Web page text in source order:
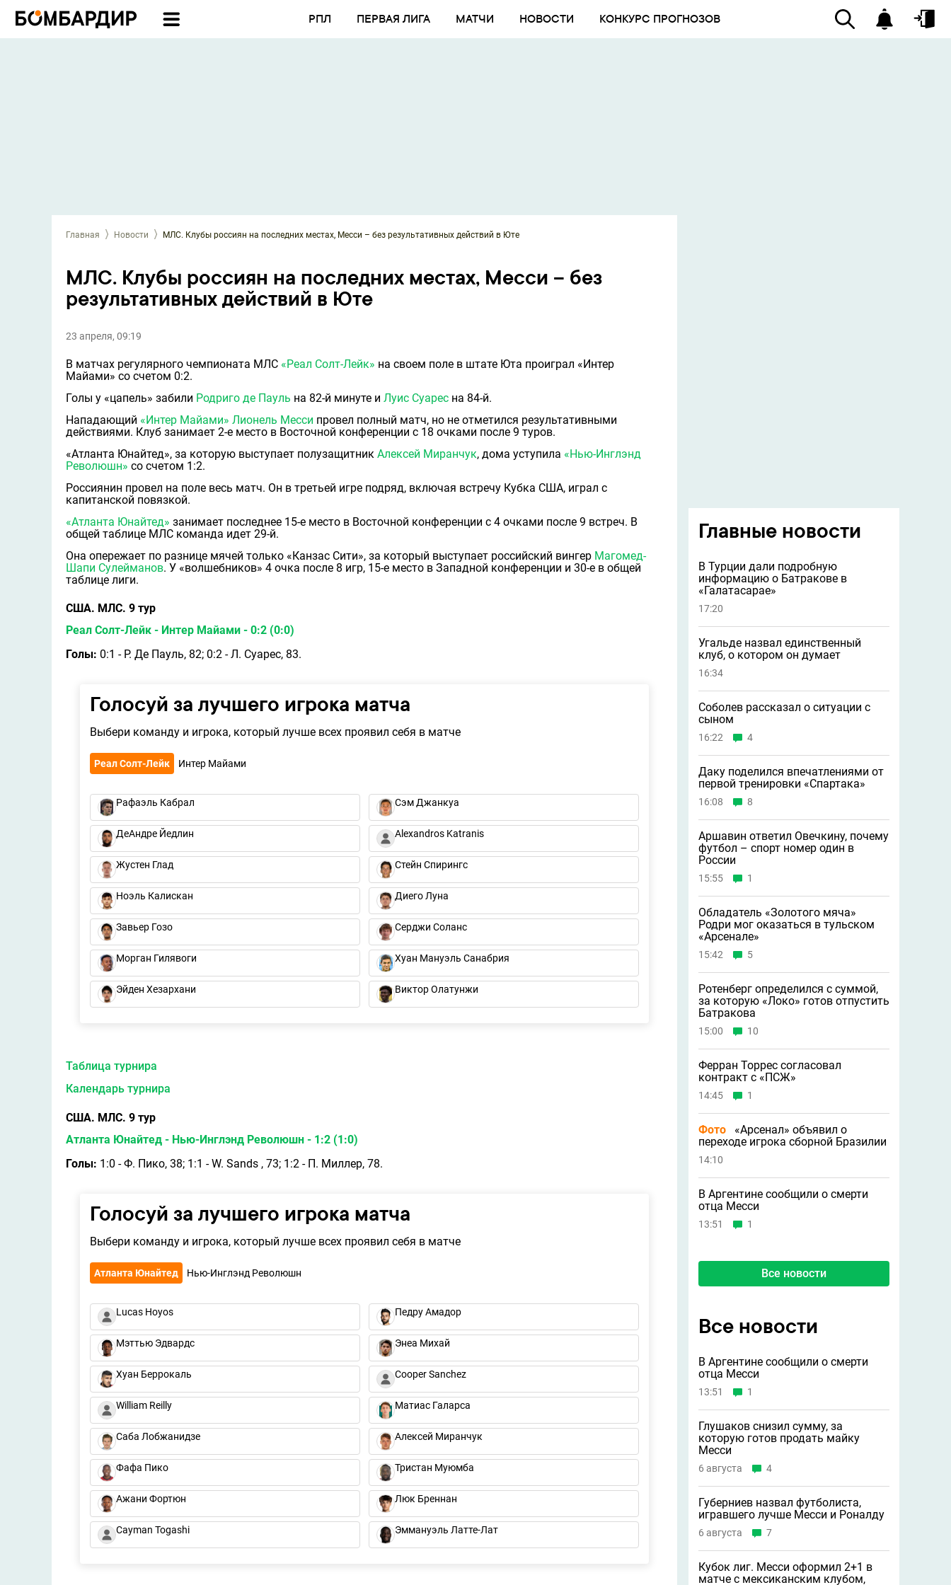
РПЛ ПЕРВАЯ ЛИГА МАТЧИ НОВОСТИ КОНКУРС ПРОГНОЗОВ
Главная Новости МЛС. Клубы россиян на последних местах, Месси – без результативных действий в Юте
МЛС. Клубы россиян на последних местах, Месси – без
результативных действий в Юте
23 апреля, 09:19
В матчах регулярного чемпионата МЛС «Реал Солт-Лейк» на своем поле в штате Юта проиграл «Интер
Майами» со счетом 0:2.
Голы у «цапель» забили Родриго де Пауль на 82-й минуте и Луис Суарес на 84-й.
Нападающий «Интер Майами» Лионель Месси провел полный матч, но не отметился результативными
действиями. Клуб занимает 2-е место в Восточной конференции с 18 очками после 9 туров.
«Атланта Юнайтед», за которую выступает полузащитник Алексей Миранчук, дома уступила «Нью-Инглэнд
Революшн» со счетом 1:2.
Россиянин провел на поле весь матч. Он в третьей игре подряд, включая встречу Кубка США, играл с
капитанской повязкой.
«Атланта Юнайтед» занимает последнее 15-е место в Восточной конференции с 4 очками после 9 встреч. В
общей таблице МЛС команда идет 29-й.
Она опережает по разнице мячей только «Канзас Сити», за который выступает российский вингер Магомед-
Шапи Сулейманов. У «волшебников» 4 очка после 8 игр, 15-е место в Западной конференции и 30-е в общей
таблице лиги.
США. МЛС. 9 тур
Реал Солт-Лейк - Интер Майами - 0:2 (0:0)
Голы: 0:1 - Р. Де Пауль, 82; 0:2 - Л. Суарес, 83.
Голосуй за лучшего игрока матча
Выбери команду и игрока, который лучше всех проявил себя в матче
Реал Солт-Лейк Интер Майами
Рафаэль Кабрал Сэм Джанкуа
ДеАндре Йедлин Alexandros Katranis
Жустен Глад Стейн Спирингс
Ноэль Калискан Диего Луна
Завьер Гозо Серджи Соланс
Морган Гилявоги Хуан Мануэль Санабрия
Эйден Хезархани Виктор Олатунжи
Таблица турнира
Календарь турнира
США. МЛС. 9 тур
Атланта Юнайтед - Нью-Инглэнд Революшн - 1:2 (1:0)
Голы: 1:0 - Ф. Пико, 38; 1:1 - W. Sands , 73; 1:2 - П. Миллер, 78.
Голосуй за лучшего игрока матча
Выбери команду и игрока, который лучше всех проявил себя в матче
Атланта Юнайтед Нью-Инглэнд Революшн
Lucas Hoyos Педру Амадор
Мэттью Эдвардс Энеа Михай
Хуан Беррокаль Cooper Sanchez
William Reilly Матиас Галарса
Саба Лобжанидзе Алексей Миранчук
Фафа Пико Тристан Муюмба
Ажани Фортюн Люк Бреннан
Cayman Togashi Эммануэль Латте-Лат
Главные новости
В Турции дали подробную
информацию о Батракове в
«Галатасарае»
17:20
Угальде назвал единственный
клуб, о котором он думает
16:34
Соболев рассказал о ситуации с
сыном
16:22 4
Даку поделился впечатлениями от
первой тренировки «Спартака»
16:08 8
Аршавин ответил Овечкину, почему
футбол – спорт номер один в
России
15:55 1
Обладатель «Золотого мяча»
Родри мог оказаться в тульском
«Арсенале»
15:42 5
Ротенберг определился с суммой,
за которую «Локо» готов отпустить
Батракова
15:00 10
Ферран Торрес согласовал
контракт с «ПСЖ»
14:45 1
Фото
«Арсенал» объявил о
переходе игрока сборной Бразилии
14:10
В Аргентине сообщили о смерти
отца Месси
13:51 1
Все новости
Все новости
В Аргентине сообщили о смерти
отца Месси
13:51 1
Глушаков снизил сумму, за
которую готов продать майку
Месси
6 августа 4
Губерниев назвал футболиста,
игравшего лучше Месси и Роналду
6 августа 7
Кубок лиг. Месси оформил 2+1 в
матче с мексиканским клубом,